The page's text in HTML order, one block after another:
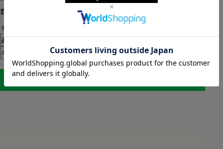
商品についてのお問い合わせ
チャットでお問い合わせ
返品・交換について
ギフトラッピングについて
LINEに保存する